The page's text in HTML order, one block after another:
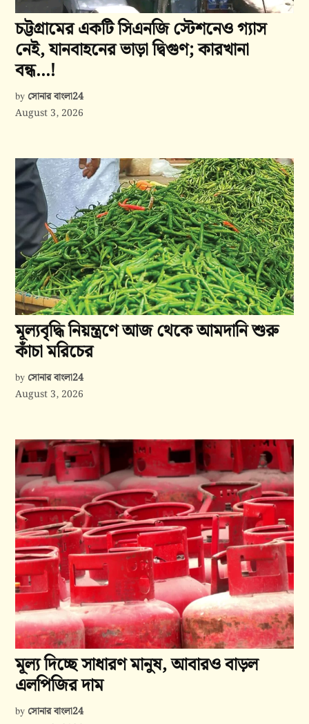
চট্টগ্রামের একটি সিএনজি স্টেশনেও গ্যাস
নেই, যানবাহনের ভাড়া দ্বিগুণ; কারখানা
বন্ধ…!
by সোনার বাংলা24
August 3, 2026
মূল্যবৃদ্ধি নিয়ন্ত্রণে আজ থেকে আমদানি শুরু
কাঁচা মরিচের
by সোনার বাংলা24
August 3, 2026
মূল্য দিচ্ছে সাধারণ মানুষ, আবারও বাড়ল
এলপিজির দাম
by সোনার বাংলা24